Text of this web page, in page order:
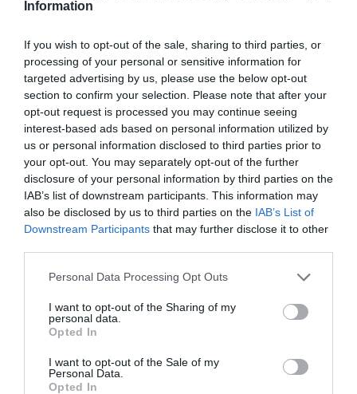
Information
If you wish to opt-out of the sale, sharing to third parties, or
processing of your personal or sensitive information for
targeted advertising by us, please use the below opt-out
section to confirm your selection. Please note that after your
opt-out request is processed you may continue seeing
interest-based ads based on personal information utilized by
us or personal information disclosed to third parties prior to
your opt-out. You may separately opt-out of the further
disclosure of your personal information by third parties on the
IAB’s list of downstream participants. This information may
also be disclosed by us to third parties on the IAB’s List of
Downstream Participants that may further disclose it to other
Please note that this website/app uses one or more Google
not limited to your visit or usage behaviour. You may click to
grant or deny consent to Google and its third-party tags to
use your data for below specified purposes in below Google
consent section.
Personal Data Processing Opt Outs
I want to opt-out of the Sharing of my
personal data.
Opted In
I want to opt-out of the Sale of my
Personal Data.
Opted In